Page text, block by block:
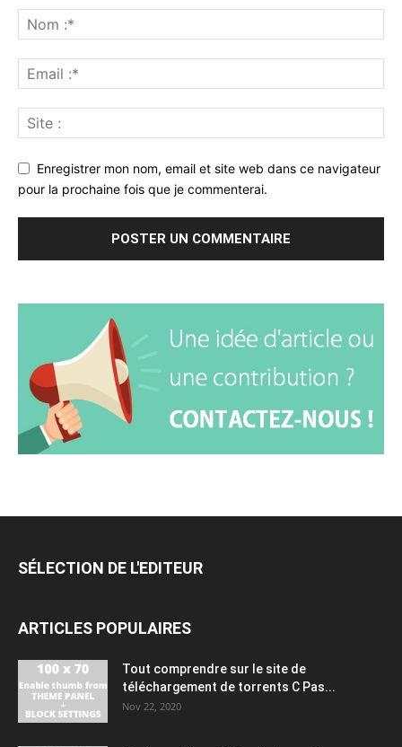
Enregistrer mon nom, email et site web dans ce navigateur
pour la prochaine fois que je commenterai.
SÉLECTION DE L'EDITEUR
ARTICLES POPULAIRES
Tout comprendre sur le site de
téléchargement de torrents C Pas...
Nov 22, 2020